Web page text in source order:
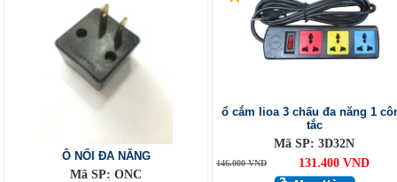
Ô NỐI ĐA NĂNG
Mã SP: ONC
ổ cắm lioa 3 chấu đa năng 1
tắc
Mã SP: 3D32N
146.000 VND 131.400 VND